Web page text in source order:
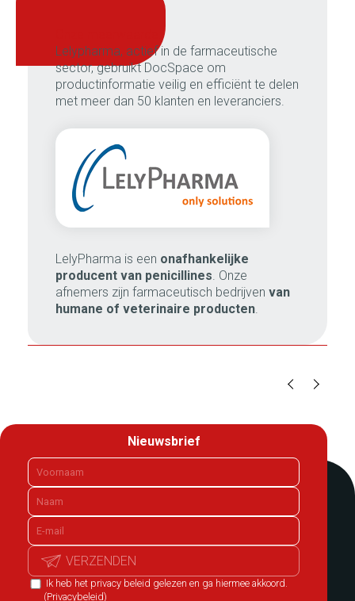
Lelypharma, actief in de farmaceutische
sector, gebruikt DocSpace om
productinformatie veilig en efficiënt te delen
met meer dan 50 klanten en leveranciers.
LelyPharma is een onafhankelijke
producent van penicillines. Onze
afnemers zijn farmaceutisch bedrijven van
humane of veterinaire producten.
Nieuwsbrief
Ik heb het privacy beleid gelezen en ga hiermee akkoord.
(Privacybeleid)
VERZENDEN